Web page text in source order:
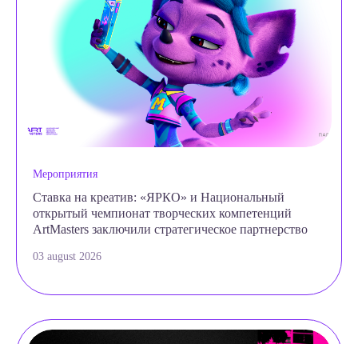
Мероприятия
Ставка на креатив: «ЯРКО» и Национальный
открытый чемпионат творческих компетенций
ArtMasters заключили стратегическое партнерство
03 august 2026